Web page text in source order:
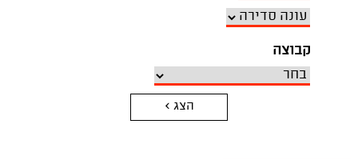
קבוצה
הצג >